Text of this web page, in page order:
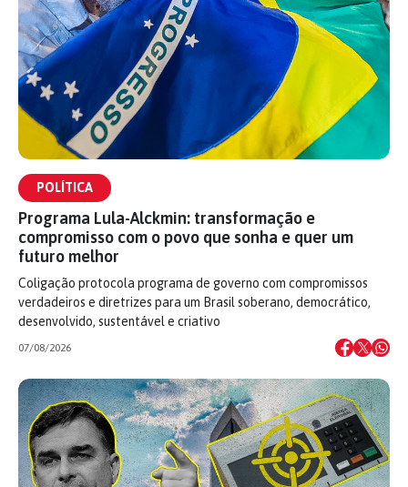
POLÍTICA
Programa Lula-Alckmin: transformação e
compromisso com o povo que sonha e quer um
futuro melhor
Coligação protocola programa de governo com compromissos
verdadeiros e diretrizes para um Brasil soberano, democrático,
desenvolvido, sustentável e criativo
07/08/2026